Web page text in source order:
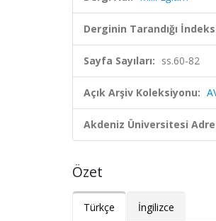
Derginin Tarandığı
Sayfa Sayıları: ss.60-82
Açık Arşiv Koleksiyonu:
Akdeniz Üniversitesi
Özet
Türkçe İngilizce